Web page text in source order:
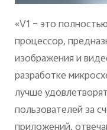
«V1 – это
процессор,
изображения и
разработке
лучше
пользователей за